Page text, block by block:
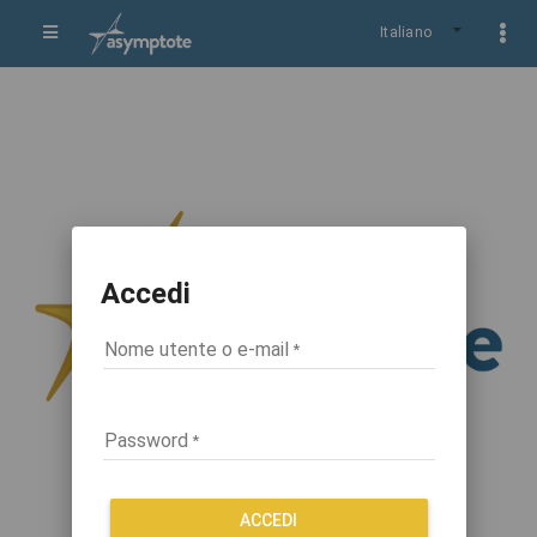
Italiano
Accedi
Nome utente o e-mail
Password
ACCEDI